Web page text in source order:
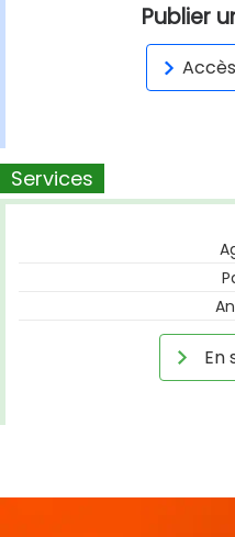
Publier
Services
En